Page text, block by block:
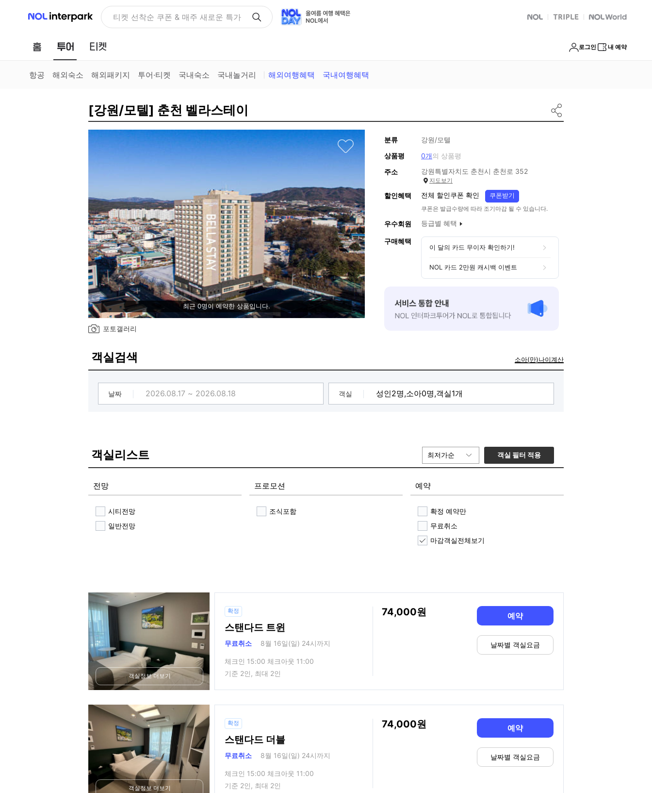
NOL 인터파크 NOLDAY, 최대 70% 여행 혜택 NOL 트리플 Global Interpark
홈 투어 로그인 내 예약
항공 해외숙소 해외패키지 투어·티켓 국내숙소 국내놀거리 해외여행혜택 국내여행혜택
[강원/모텔] 춘천 벨라스테이
최근 0명이 예약한 상품입니다.
포토갤러리
분류
강원/모텔
상품평
0개의 상품평
주소
강원특별자치도 춘천시 춘천로 352
지도보기
할인혜택 전체 할인쿠폰 확인 쿠폰받기
쿠폰은 발급수량에 따라 조기마감 될 수 있습니다.
우수회원 등급별 혜택
구매혜택
이 달의 카드 무이자 확인하기!
NOL 카드 2만원 캐시백 이벤트
객실검색 소아(만)나이계산
날짜 객실
객실리스트 최저가순 객실 필터 적용
전망
시티전망
일반전망
프로모션
조식포함
예약
확정 예약만
무료취소
마감객실전체보기
객실정보 더보기
확정
스탠다드 트윈
무료취소 8월 16일(일) 24시까지
체크인 15:00 체크아웃 11:00
기준 2인, 최대 2인
74,000 예약
날짜별 객실요금
객실정보 더보기
확정
스탠다드 더블
무료취소 8월 16일(일) 24시까지
체크인 15:00 체크아웃 11:00
기준 2인, 최대 2인
74,000 예약
날짜별 객실요금